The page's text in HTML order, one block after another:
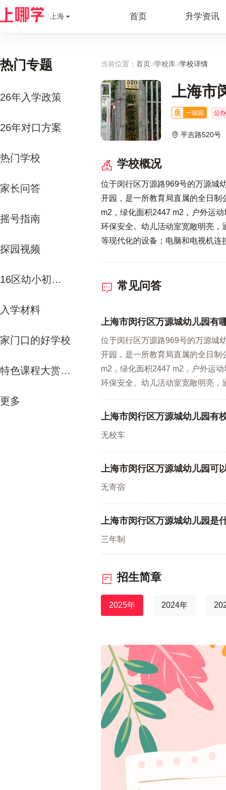
上海 首页 升学资讯
热门专题
26年入学政策
26年对口方案
热门学校
家长问答
摇号指南
探园视频
16区幼小初资源解析
入学材料
家门口的好学校
特色课程大赏-运动课
更多
当前位置： 首页>学校库>学校详情
上海市
一级园 公
平吉路520号
学校概况
位于闵行区万源路969号的万源城
开园，是一所教育局直属的全日
m2，绿化面积2447 m2，户外运
环保安全。幼儿活动室宽敞明亮
等现代化的设备；电脑和电视机
的消毒间、卫生保健设备和丰富
良好的发展梯队。 园内现有区后
园依据《幼儿园工作规程》、《
园，以“童心世界、爱的天堂、成
过程中，注重儿童发展的长远目标
育价值观,并积极开展转化成教育
的氛围、感受乐园式的心境”的办
常见问答
上海市闵行区万源城幼儿园有
位于闵行区万源路969号的万源城
开园，是一所教育局直属的全日
m2，绿化面积2447 m2，户外运
环保安全。幼儿活动室宽敞明亮，
上海市闵行区万源城幼儿园有
无校车
上海市闵行区万源城幼儿园可
无寄宿
上海市闵行区万源城幼儿园是
三年制
招生简章
2025年 2024年